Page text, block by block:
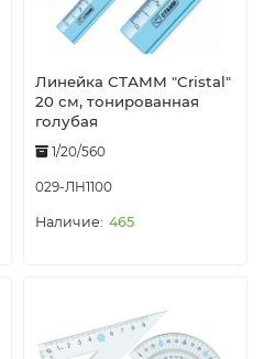
Линейка СТАММ "Cristal"
20 см, тонированная
голубая
1/20/560
029-ЛН1100
465